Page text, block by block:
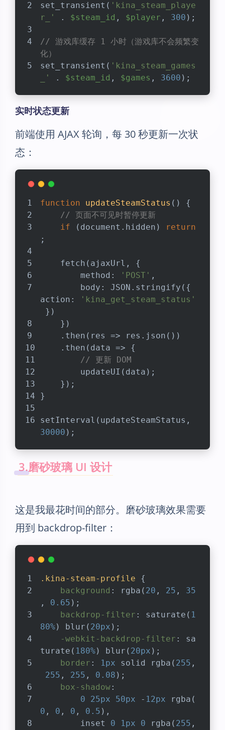
set_transient( 'kina_steam_playe
r_'
. $steam_id , $player , 300 );
// 游戏库缓存 1 小时（游戏库不会频繁变
化）
set_transient( 'kina_steam_games
_'
. $steam_id , $games , 3600 );
实时状态更新
前端使用 AJAX 轮询，每 30 秒更新一次状
态：
function updateSteamStatus ( ) {
// 页面不可见时暂停更新
if ( document .hidden)
return
;
    fetch(ajaxUrl, {
method : 'POST' ,
body : JSON .stringify({
action :
'kina_get_steam_status'
})
    })
    .then(
res => res.json())
    .then(
data => {
// 更新 DOM
        updateUI(data);
    });
}
setInterval (updateSteamStatus,
30000 );
3.磨砂玻璃 UI 设计
这是我最花时间的部分。磨砂玻璃效果需要
用到 backdrop-filter：
.kina-steam-profile {
background : rgba ( 20 , 25 , 35
, 0.65 );
backdrop-filter : saturate ( 1
80%) blur ( 20px );
-webkit-backdrop-filter : sa
turate ( 180%) blur ( 20px );
border : 1px solid rgba ( 255 ,
255 , 255 , 0.08 );
box-shadow:
0
25px 50px - 12px rgba (
0 , 0 , 0 , 0.5 ),
        inset
0 1px 0 rgba ( 255 ,